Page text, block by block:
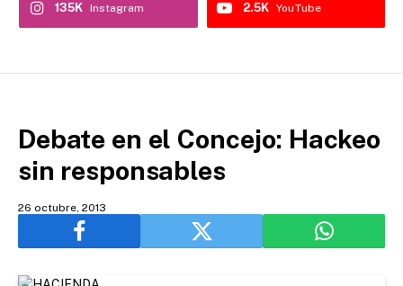
Instagram
135K YouTube
2.5K
Debate en el Concejo: Hackeo
sin responsables
26 octubre, 2013